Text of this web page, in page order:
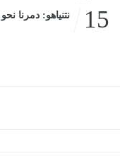
15 نتنياهو: دمرنا نحو 90% من مخزون حزب الله الصاروخى